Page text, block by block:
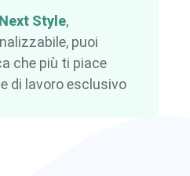
Next Style,
puoi
che più ti piace
di lavoro esclusivo